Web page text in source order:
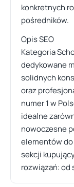
konkretnych
pośredników.
Opis SEO
Kategoria
dedykowane
solidnych
oraz
numer 1 w
idealne
nowoczesne
elementów
sekcji
rozwiązań: od